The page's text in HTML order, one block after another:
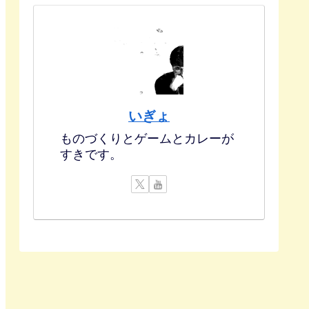
いぎょ
ものづくりとゲームとカレーが
すきです。